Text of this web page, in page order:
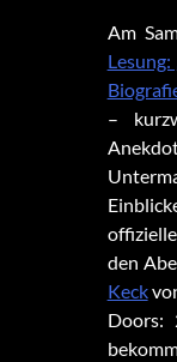
Am
–
den
Keck
Doors: